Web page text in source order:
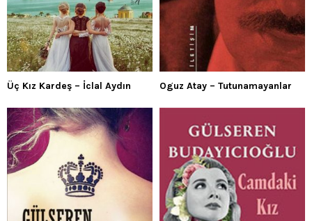
Üç Kız Kardeş – İclal Aydın Oguz Atay – Tutunamayanlar